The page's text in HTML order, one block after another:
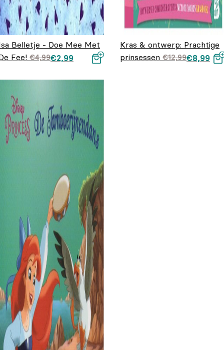
Belletje - Doe Mee Met
Fee! €4,99
Oorspronkelijke
€4,99.
€2,99
Huidige prijs
Kras & ontwerp: Prachtige
prinsessen €12,99€8,99
Huidige